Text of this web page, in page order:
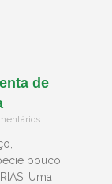
de
pouco
Uma